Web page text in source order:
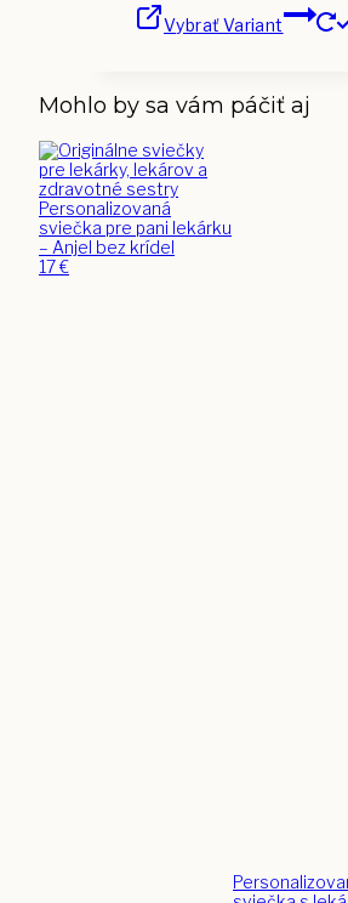
17 €
Vybrať Variant
Mohlo by sa vám páčiť aj
Personalizovaná
sviečka pre pani lekárku
– Anjel bez krídel
17€